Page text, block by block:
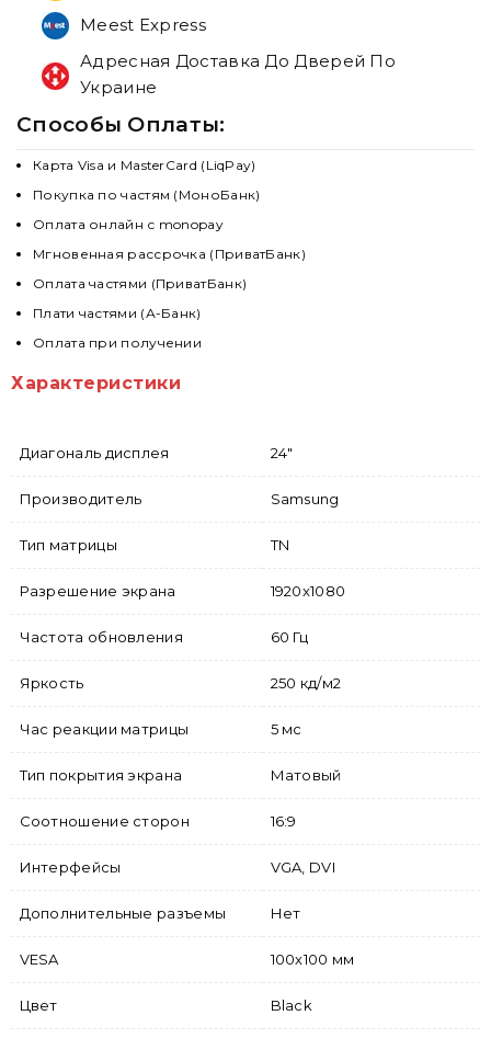
Meest Express
Адресная Доставка До Дверей По
Украине
Способы Оплаты:
Карта Visa и MasterCard (LiqPay)
Покупка по частям (МоноБанк)
Оплата онлайн с monopay
Мгновенная рассрочка (ПриватБанк)
Оплата частями (ПриватБанк)
Плати частями (А-Банк)
Оплата при получении
Характеристики
Диагональ дисплея 24"
Производитель Samsung
Тип матрицы TN
Разрешение экрана 1920x1080
Частота обновления 60 Гц
Яркость 250 кд/м2
Час реакции матрицы 5 мс
Тип покрытия экрана Матовый
Соотношение сторон 16:9
Интерфейсы VGA, DVI
Дополнительные разъемы Нет
VESA 100х100 мм
Цвет Black